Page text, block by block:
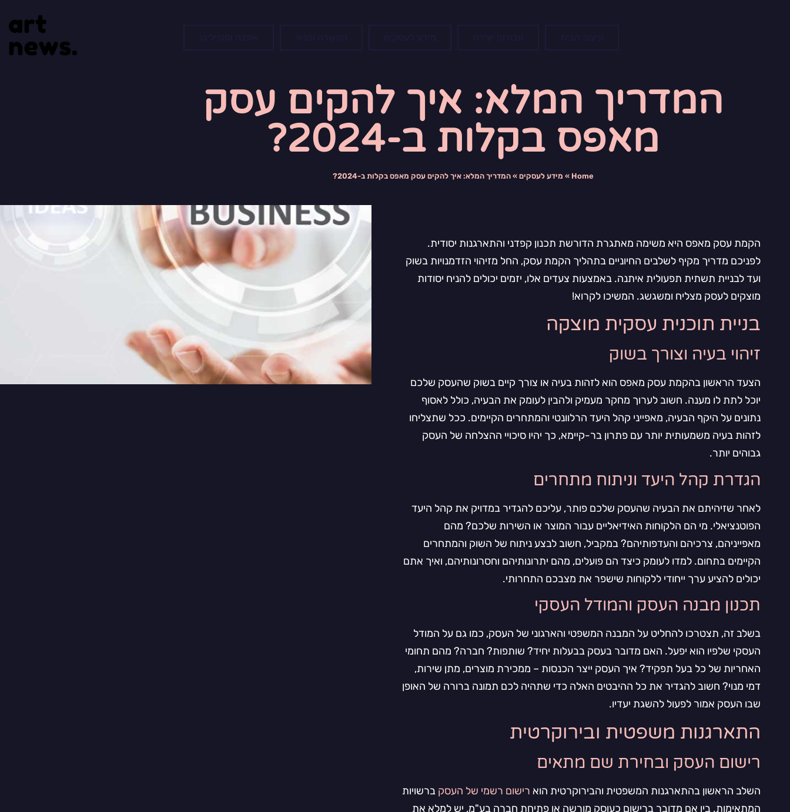
המדריך המלא: איך להקים עסק
מאפס בקלות ב-2024?
Home
» מידע לעסקים »המדריך המלא: איך להקים עסק מאפס בקלות ב-2024?
הקמת עסק מאפס היא משימה מאתגרת הדורשת תכנון קפדני והתארגנות יסודית.
לפניכם מדריך מקיף לשלבים החיוניים בתהליך הקמת עסק, החל מזיהוי הזדמנויות בשוק
ועד לבניית תשתית תפעולית איתנה. באמצעות צעדים אלו, יזמים יכולים להניח יסודות
מוצקים לעסק מצליח ומשגשג. המשיכו לקרוא!
בניית תוכנית עסקית מוצקה
זיהוי בעיה וצורך בשוק
הצעד הראשון בהקמת עסק מאפס הוא לזהות בעיה או צורך קיים בשוק שהעסק שלכם
יוכל לתת לו מענה. חשוב לערוך מחקר מעמיק ולהבין לעומק את הבעיה, כולל לאסוף
נתונים על היקף הבעיה, מאפייני קהל היעד הרלוונטי והמתחרים הקיימים. ככל שתצליחו
לזהות בעיה משמעותית יותר עם פתרון בר-קיימא, כך יהיו סיכויי ההצלחה של העסק
גבוהים יותר.
הגדרת קהל היעד וניתוח מתחרים
לאחר שזיהיתם את הבעיה שהעסק שלכם פותר, עליכם להגדיר במדויק את קהל היעד
הפוטנציאלי. מי הם הלקוחות האידיאליים עבור המוצר או השירות שלכם? מהם
מאפייניהם, צרכיהם והעדפותיהם? במקביל, חשוב לבצע ניתוח של השוק והמתחרים
הקיימים בתחום. למדו לעומק כיצד הם פועלים, מהם יתרונותיהם וחסרונותיהם, ואיך אתם
יכולים להציע ערך ייחודי ללקוחות שישפר את מצבכם התחרותי.
תכנון מבנה העסק והמודל העסקי
בשלב זה, תצטרכו להחליט על המבנה המשפטי והארגוני של העסק, כמו גם על המודל
העסקי שלפיו הוא יפעל. האם מדובר בעסק בבעלות יחיד? שותפות? חברה? מהם תחומי
האחריות של כל בעל תפקיד? איך העסק ייצר הכנסות – ממכירת מוצרים, מתן שירות,
דמי מנוי? חשוב להגדיר את כל ההיבטים האלה כדי שתהיה לכם תמונה ברורה של האופן
שבו העסק אמור לפעול להשגת יעדיו.
התארגנות משפטית ובירוקרטית
רישום העסק ובחירת שם מתאים
השלב הראשון בהתארגנות המשפטית והבירוקרטית הוא רישום רשמי של העסק ברשויות
המתאימות. בין אם מדובר ברישום כעוסק מורשה או פתיחת חברה בע"מ, יש למלא את